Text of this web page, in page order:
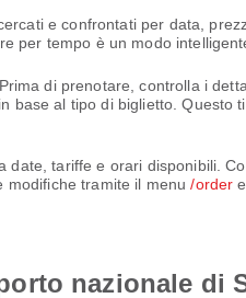
e confrontati per data,
per tempo è un modo
di prenotare, controlla i
al tipo di biglietto. Questo
tariffe e orari disponibili.
modifiche tramite il menu/order
nazionale di